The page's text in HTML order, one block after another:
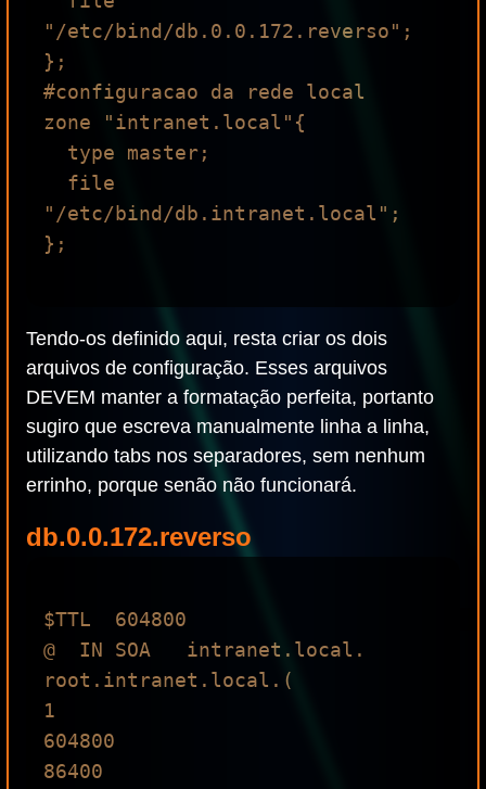
"/etc/bind/db.0.0.172.reverso";
};
#configuracao da rede local
zone "intranet.local"{
"/etc/bind/db.intranet.local";
};
Tendo-os definido aqui, resta criar os dois
arquivos de configuração. Esses arquivos
DEVEM manter a formatação perfeita, portanto
sugiro que escreva manualmente linha a linha,
utilizando tabs nos separadores, sem nenhum
errinho, porque senão não funcionará.
db.0.0.172.reverso
$TTL  604800
@  IN SOA   intranet.local.
root.intranet.local.(
1
604800
86400